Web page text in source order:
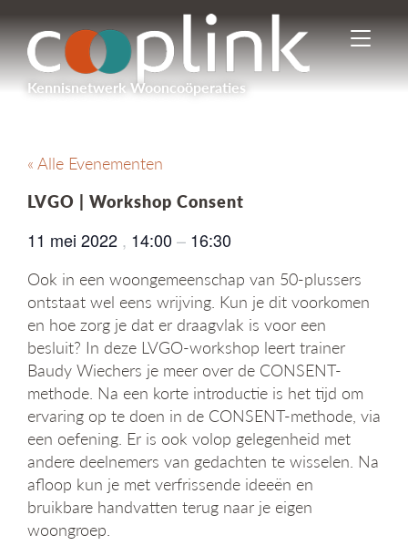
Kennisnetwerk Wooncoöperaties
I
n
-
l
e
i
g
t
« Alle Evenementen
LVGO | Workshop Consent
11 mei 2022 , 14:00 – 16:30
Ook in een woongemeenschap van 50-plussers
ontstaat wel eens wrijving. Kun je dit voorkomen
en hoe zorg je dat er draagvlak is voor een
besluit? In deze LVGO-workshop leert trainer
Baudy Wiechers je meer over de CONSENT-
methode. Na een korte introductie is het tijd om
ervaring op te doen in de CONSENT-methode, via
een oefening. Er is ook volop gelegenheid met
andere deelnemers van gedachten te wisselen. Na
afloop kun je met verfrissende ideeën en
bruikbare handvatten terug naar je eigen
woongroep.